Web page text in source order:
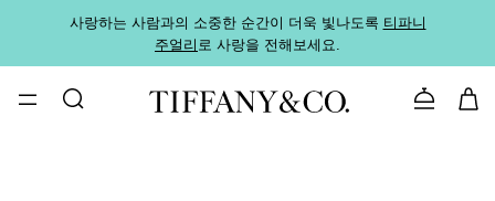
사랑하는 사람과의 소중한 순간이 더욱 빛나도록 티파니
주얼리로 사랑을 전해보세요.
문의하기